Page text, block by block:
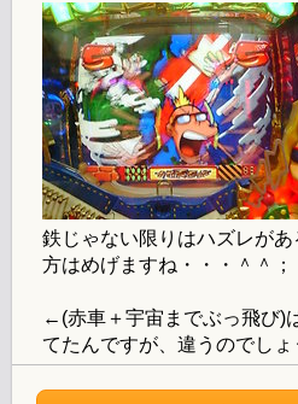
鉄じゃない限りはハズレが
方はめげますね・・・＾＾；
←(赤車＋宇宙までぶっ飛び)
てたんですが、違うのでしょ